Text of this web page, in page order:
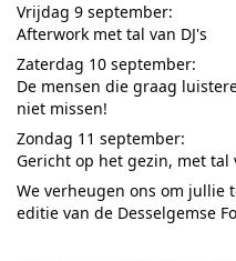
Vrijdag 9 september:
Afterwork met tal van DJ's
Zaterdag 10 september:
De mensen die graag
niet missen!
Zondag 11 september:
Gericht op het gezin, met
We verheugen ons om jullie
editie van de Desselgemse